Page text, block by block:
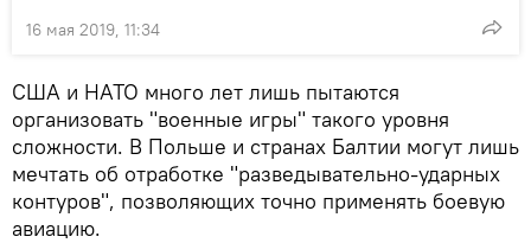
16 мая 2019, 11:34
США и НАТО много лет лишь пытаются
организовать "военные игры" такого уровня
сложности. В Польше и странах Балтии могут лишь
мечтать об отработке "разведывательно-ударных
контуров", позволяющих точно применять боевую
авиацию.